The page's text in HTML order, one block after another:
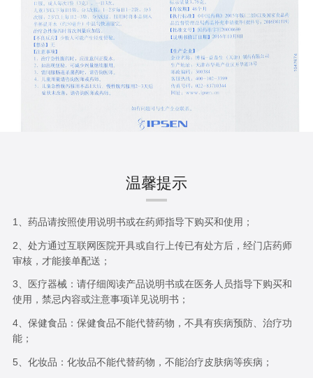
温馨提示
1、药品请按照使用说明书或在药师指导下购买和使用；
2、处方通过互联网医院开具或自行上传已有处方后，经门店药师
审核，才能接单配送；
3、医疗器械：请仔细阅读产品说明书或在医务人员指导下购买和
使用，禁忌内容或注意事项详见说明书；
4、保健食品：保健食品不能代替药物，不具有疾病预防、治疗功
能；
5、化妆品：化妆品不能代替药物，不能治疗皮肤病等疾病；